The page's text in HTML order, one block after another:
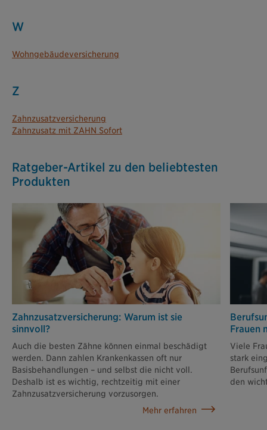
W
Wohngebäudeversicherung
Z
Zahnzusatzversicherung
Zahnzusatz mit ZAHN Sofort
Ratgeber-Artikel zu den beliebtesten
Produkten
Zahnzusatz­versiche­rung: Warum ist sie
sinnvoll?
Auch die besten Zähne können einmal beschädigt
werden. Dann zahlen Krankenkassen oft nur
Basisbehandlungen – und selbst die nicht voll.
Deshalb ist es wichtig, rechtzeitig mit einer
Zahnzusatzversicherung vorzusorgen.
Mehr erfahren
Frauen
Viele
stark
den